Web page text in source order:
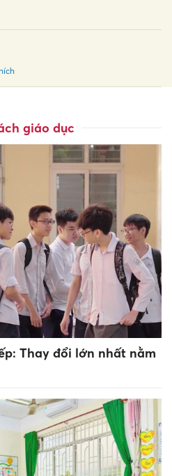
giáo dục
Thay đổi lớn nhất nằm